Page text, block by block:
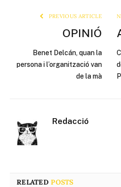
PREVIOUS ARTICLE
OPINIÓ
Benet Delcán, quan la
persona i l’organització van
de la mà
Redacció
RELATEDPOSTS